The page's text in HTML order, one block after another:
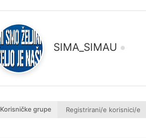
SIMA_SIMAU
Korisničke grupe